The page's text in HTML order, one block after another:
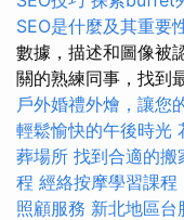
SEO是什麼及其重要
數據，描述和圖像被
關的熟練同事，找到
戶外婚禮外燴，讓您
輕鬆愉快的午後時光
葬場所 找到合適的搬
程 經絡按摩學習課程
照顧服務 新北地區台